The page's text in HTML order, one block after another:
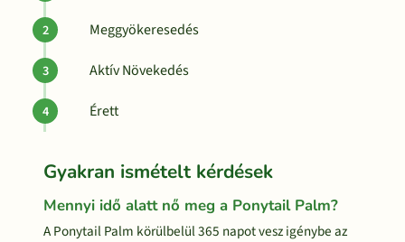
Meggyökeresedés
Aktív Növekedés
Érett
Gyakran ismételt kérdések
Mennyi idő alatt nő meg a Ponytail Palm?
A Ponytail Palm körülbelül 365 napot vesz igénybe az